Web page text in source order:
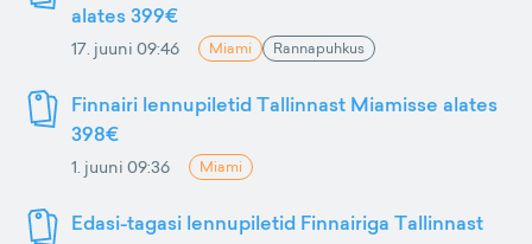
alates 399€
17. juuni 09:46 Miami Rannapuhkus
Finnairi lennupiletid Tallinnast Miamisse alates
398€
1. juuni 09:36 Miami
Edasi-tagasi lennupiletid Finnairiga Tallinnast